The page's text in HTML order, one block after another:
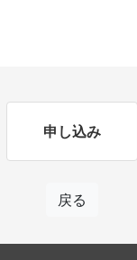
申し込み
戻る